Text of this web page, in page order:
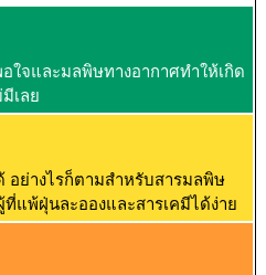
จและมลพิษทางอากาศทำให้เกิด
เลย
ย่างไรก็ตามสำหรับสารมลพิษ
แพ้ฝุ่นละอองและสารเคมีได้ง่าย